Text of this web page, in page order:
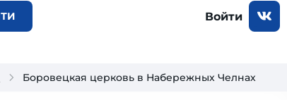
Войти
Боровецкая церковь в Набережных Челнах